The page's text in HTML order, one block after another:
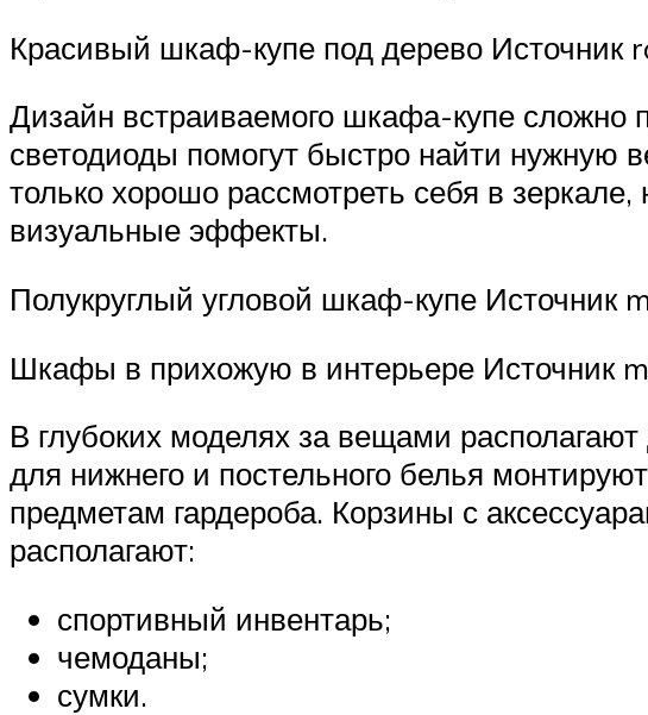
Красивый шкаф-купе под дерево Источник
Дизайн встраиваемого шкафа-купе сложно
светодиоды помогут быстро найти нужную
только хорошо рассмотреть себя в
визуальные эффекты.
Полукруглый угловой шкаф-купе Источник
Шкафы в прихожую в интерьере Источник
В глубоких моделях за вещами
для нижнего и постельного белья
предметам гардероба. Корзины с
располагают:
спортивный инвентарь;
чемоданы;
сумки.